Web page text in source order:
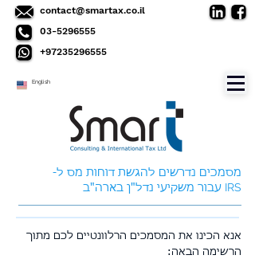
contact@smartax.co.il
03-5296555
+97235296555
English
מסמכים נדרשים להגשת דוחות מס ל-
IRS עבור משקיעי נדל"ן בארה"ב
אנא הכינו את המסמכים הרלוונטיים לכם מתוך
הרשימה הבאה: